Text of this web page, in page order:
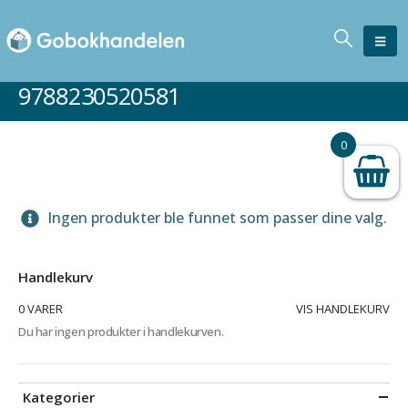
9788230520581
Ingen produkter ble funnet som passer dine valg.
Handlekurv
0 VARER
VIS HANDLEKURV
Du har ingen produkter i handlekurven.
Kategorier
0